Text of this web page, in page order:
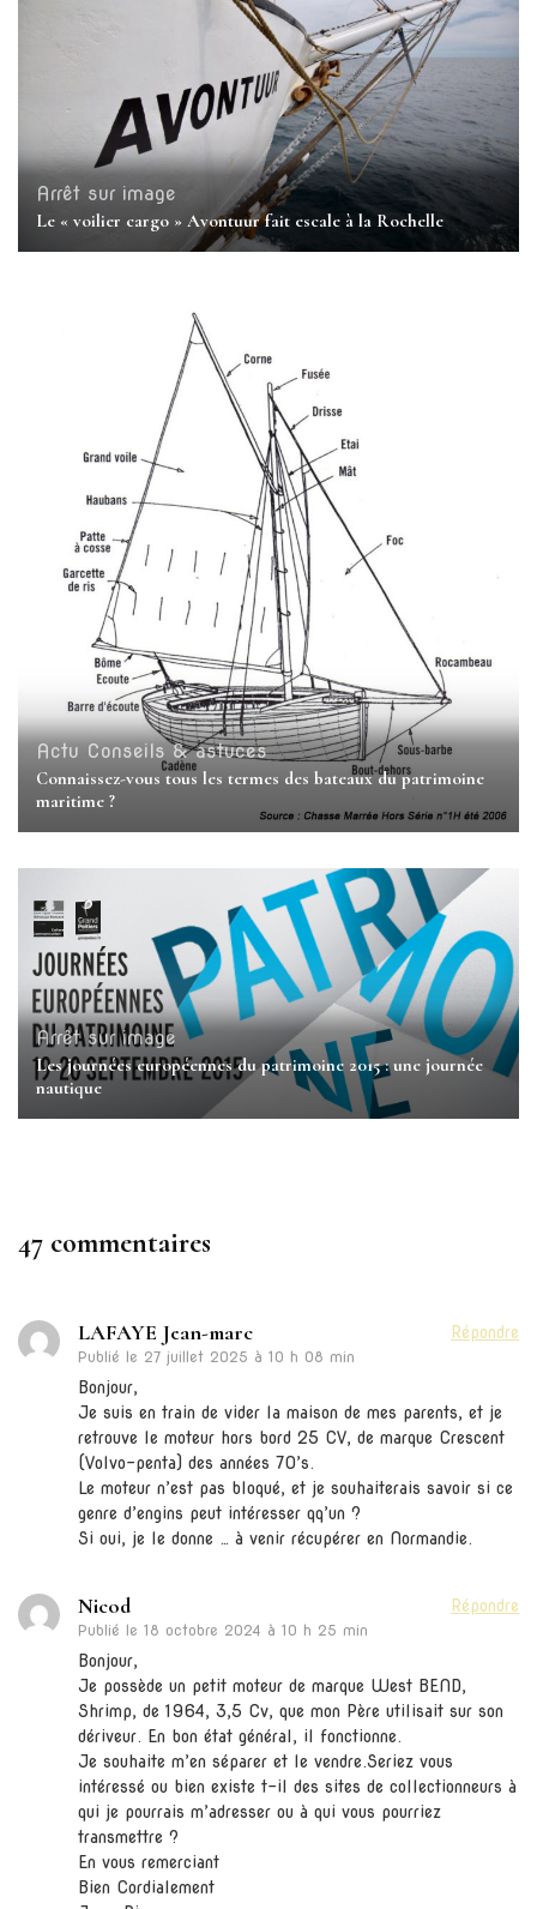
Arrêt sur image
Le « voilier cargo » Avontuur fait escale à la Rochelle
Actu Conseils & astuces
Connaissez-vous tous les termes des bateaux du patrimoine
maritime ?
Arrêt sur image
Les journées européennes du patrimoine 2015 : une journée
nautique
47 commentaires
LAFAYE Jean-marc
Publié le 27 juillet 2025 à 10 h 08 min
Répondre
Bonjour,
Je suis en train de vider la maison de mes parents, et je
retrouve le moteur hors bord 25 CV, de marque Crescent
(Volvo-penta) des années 70’s.
Le moteur n’est pas bloqué, et je souhaiterais savoir si ce
genre d’engins peut intéresser qq’un ?
Si oui, je le donne … à venir récupérer en Normandie.
Nicod
Publié le 18 octobre 2024 à 10 h 25 min
Répondre
Bonjour,
Je possède un petit moteur de marque West BEND,
Shrimp, de 1964, 3,5 Cv, que mon Père utilisait sur son
dériveur. En bon état général, il fonctionne.
Je souhaite m’en séparer et le vendre.Seriez vous
intéressé ou bien existe t-il des sites de collectionneurs à
qui je pourrais m’adresser ou à qui vous pourriez
transmettre ?
En vous remerciant
Bien Cordialement